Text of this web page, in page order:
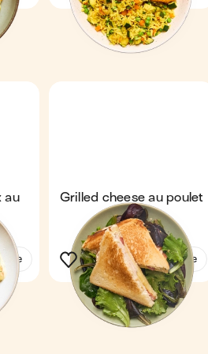
au
Grilled cheese au poulet
& bacon
Voir la recette